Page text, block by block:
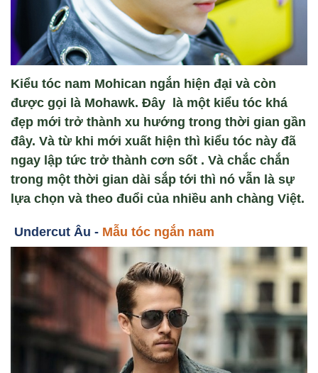
Kiểu tóc nam Mohican ngắn hiện đại và còn
được gọi là Mohawk. Đây là một kiểu tóc khá
đẹp mới trở thành xu hướng trong thời gian gần
đây. Và từ khi mới xuất hiện thì kiểu tóc này đã
ngay lập tức trở thành cơn sốt . Và chắc chắn
trong một thời gian dài sắp tới thì nó vẫn là sự
lựa chọn và theo đuổi của nhiều anh chàng Việt.
Undercut Âu - Mẫu tóc ngắn nam